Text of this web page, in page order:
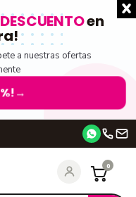
en
a nuestras ofertas
→
0